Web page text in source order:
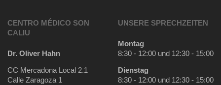
CENTRO MÉDICO SON
CALIU
Dr. Oliver Hahn
CC Mercadona Local 2.1
Calle Zaragoza 1
UNSERE SPRECHZEITEN
Montag
8:30 - 12:00 und 12:30 - 15:00
Dienstag
8:30 - 12:00 und 12:30 - 15:00